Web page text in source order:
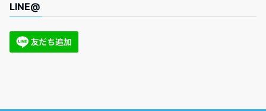
LINE@